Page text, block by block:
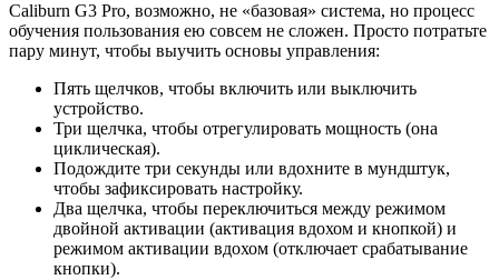
Caliburn G3 Pro, возможно, не «базовая» система, но процесс
обучения пользования ею совсем не сложен. Просто потратьте
пару минут, чтобы выучить основы управления:
Пять щелчков, чтобы включить или выключить
устройство.
Три щелчка, чтобы отрегулировать мощность (она
циклическая).
Подождите три секунды или вдохните в мундштук,
чтобы зафиксировать настройку.
Два щелчка, чтобы переключиться между режимом
двойной активации (активация вдохом и кнопкой) и
режимом активации вдохом (отключает срабатывание
кнопки).